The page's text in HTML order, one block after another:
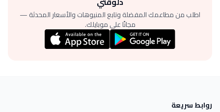
اطلب من مطاعمك المفضلة وتابع المنيوهات والأسعار المحدثة —
مجانًا على موبايلك.
روابط سريعة